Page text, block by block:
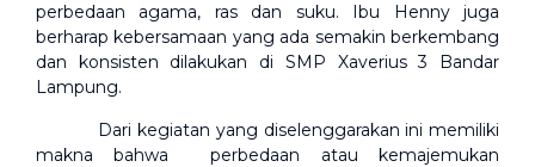
perbedaan agama, ras dan suku. Ibu Henny juga
berharap kebersamaan yang ada semakin berkembang
dan konsisten dilakukan di SMP Xaverius 3 Bandar
Lampung.
Dari kegiatan yang diselenggarakan ini memiliki
makna bahwa perbedaan atau kemajemukan